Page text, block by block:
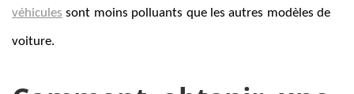
véhicules sont moins polluants que les autres modèles de
voiture.